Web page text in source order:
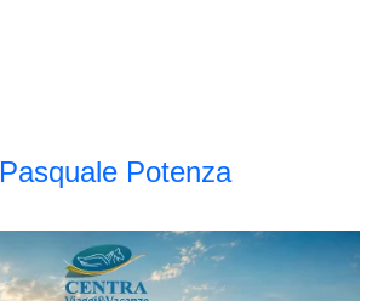
Pasquale Potenza